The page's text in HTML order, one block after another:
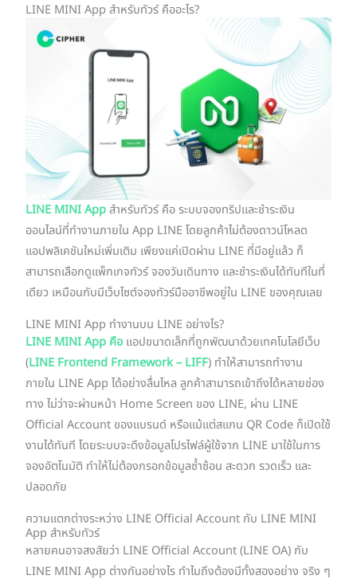
LINE MINI App สำหรับทัวร์ คืออะไร?
LINE MINI Appสำหรับทัวร์ คือ ระบบจองทริปและชำระเงิน
ออนไลน์ที่ทำงานภายใน App LINE โดยลูกค้าไม่ต้องดาวน์โหลด
แอปพลิเคชันใหม่เพิ่มเติม เพียงแค่เปิดผ่าน LINE ที่มีอยู่แล้ว ก็
สามารถเลือกดูแพ็กเกจทัวร์ จองวันเดินทาง และชำระเงินได้ทันทีในที่
เดียว เหมือนกับมีเว็บไซต์จองทัวร์มืออาชีพอยู่ใน LINE ของคุณเลย
LINE MINI App ทำงานบน LINE อย่างไร?
LINE MINI App คือ แอปขนาดเล็กที่ถูกพัฒนาด้วยเทคโนโลยีเว็บ
(LINE Frontend Framework – LIFF) ทำให้สามารถทำงาน
ภายใน LINE App ได้อย่างลื่นไหล ลูกค้าสามารถเข้าถึงได้หลายช่อง
ทาง ไม่ว่าจะผ่านหน้า Home Screen ของ LINE, ผ่าน LINE
Official Account ของแบรนด์ หรือแม้แต่สแกน QR Code ก็เปิดใช้
งานได้ทันที โดยระบบจะดึงข้อมูลโปรไฟล์ผู้ใช้จาก LINE มาใช้ในการ
จองอัตโนมัติ ทำให้ไม่ต้องกรอกข้อมูลซ้ำซ้อน สะดวก รวดเร็ว และ
ปลอดภัย
ความแตกต่างระหว่าง LINE Official Account กับ LINE MINI
App สำหรับทัวร์
หลายคนอาจสงสัยว่า LINE Official Account (LINE OA) กับ
LINE MINI App ต่างกันอย่างไร ทำไมถึงต้องมีทั้งสองอย่าง จริง ๆ